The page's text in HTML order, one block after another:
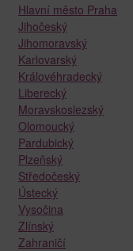
Hlavní město Praha
Jihočeský
Jihomoravský
Karlovarský
Královéhradecký
Liberecký
Moravskoslezský
Olomoucký
Pardubický
Plzeňský
Středočeský
Ústecký
Vysočina
Zlínský
Zahraničí